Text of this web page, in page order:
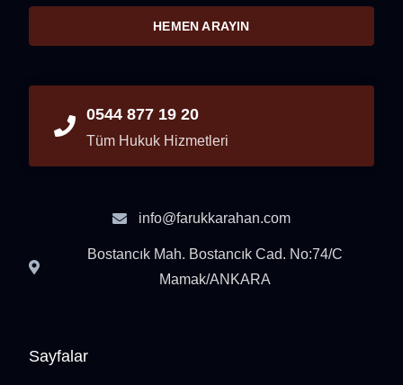
Sayfalar
HEMEN ARAYIN
0544 877 19 20
Tüm Hukuk Hizmetleri
info@farukkarahan.com
Bostancık Mah. Bostancık Cad. No:74/C
Mamak/ANKARA